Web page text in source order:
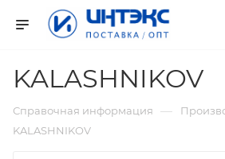
KALASHNIKOV
Справочная информация —
KALASHNIKOV